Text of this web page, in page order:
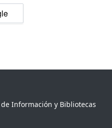
Información y Bibliotecas